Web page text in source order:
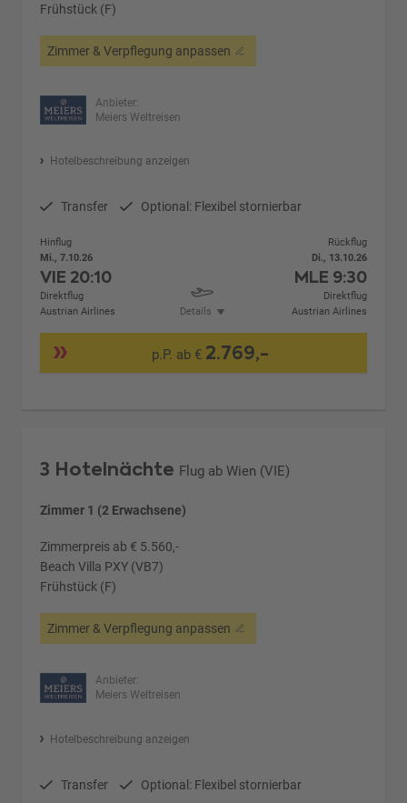
Frühstück (F)
Zimmer & Verpflegung anpassen
Anbieter:
Meiers Weltreisen
Hotelbeschreibung anzeigen
Transfer Optional: Flexibel stornierbar
Hinflug
Mi., 7.10.26
VIE 20:10
Direktflug
Austrian Airlines
Details
Rückflug
Di., 13.10.26
MLE 9:30
Direktflug
Austrian Airlines
p.P. ab € 2.769,-
3 Hotelnächte Flug ab Wien (VIE)
Zimmer 1 (2 Erwachsene)
Zimmerpreis ab € 5.560,-
Beach Villa PXY (VB7)
Frühstück (F)
Zimmer & Verpflegung anpassen
Anbieter:
Meiers Weltreisen
Hotelbeschreibung anzeigen
Transfer Optional: Flexibel stornierbar